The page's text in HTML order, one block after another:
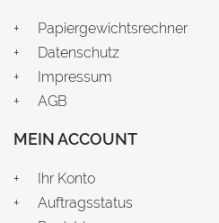
Papiergewichtsrechner
Datenschutz
Impressum
AGB
MEIN ACCOUNT
Ihr Konto
Auftragsstatus